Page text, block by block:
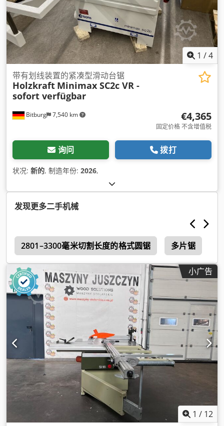
1 /4
Bitburg 7,540 km
带有划线装置的紧凑型滑动台锯
Holzkraft Minimax SC2c VR -
sofort verfügbar
€4,365
固定价格 不含增值税
询问 拨打
状况: 新的, 制造年份: 2026,
发现更多二手机械
2801–3300毫米切割长度的格式圆锯 多片锯
小广告
1 / 12